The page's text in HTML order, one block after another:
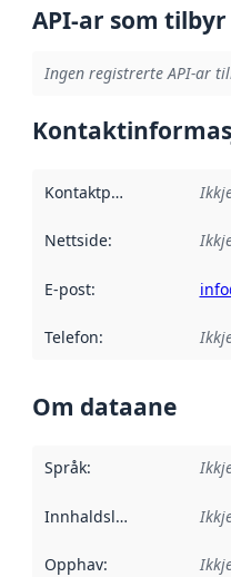
API-ar som
Ingen registrerte API-ar
Kontaktpunkt
Nettside:
E-post:
Telefon:
Om dataane
Språk:
Innhaldsleverandørar :
Opphav: